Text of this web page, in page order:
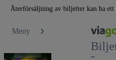
Återförsäljning av biljetter kan ha
Meny
-